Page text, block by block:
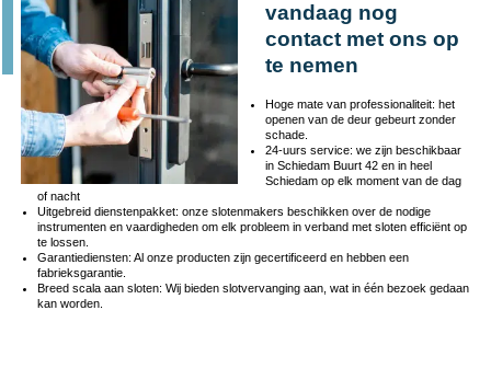
vandaag nog
contact met ons op
te nemen
Hoge mate van professionaliteit: het
openen van de deur gebeurt zonder
schade.
24-uurs service: we zijn beschikbaar
in Schiedam Buurt 42 en in heel
Schiedam op elk moment van de dag
of nacht
Uitgebreid dienstenpakket: onze slotenmakers beschikken over de nodige
instrumenten en vaardigheden om elk probleem in verband met sloten efficiënt op
te lossen.
Garantiediensten: Al onze producten zijn gecertificeerd en hebben een
fabrieksgarantie.
Breed scala aan sloten: Wij bieden slotvervanging aan, wat in één bezoek gedaan
kan worden.